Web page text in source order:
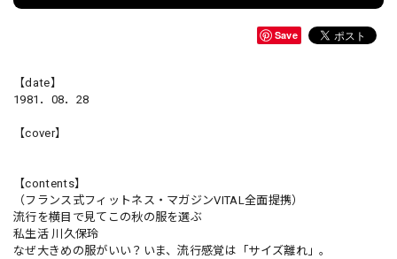
Save
【date】
1981．08．28
【cover】
【contents】
（フランス式フィットネス・マガジンVITAL全面提携）
流行を横目で見てこの秋の服を選ぶ
私生活 川久保玲
なぜ大きめの服がいい？いま、流行感覚は「サイズ離れ」。